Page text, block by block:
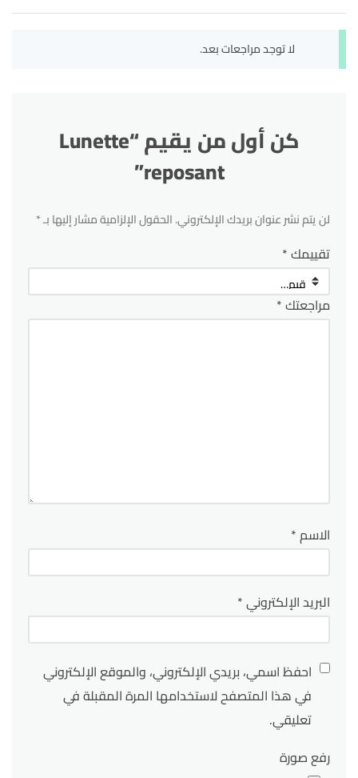
لا توجد مراجعات بعد.
كن أول من يقيم “Lunette
reposant”
لن يتم نشر عنوان بريدك الإلكتروني.الحقول الإلزامية مشار إليها بـ*
تقييمك*
مراجعتك*
الاسم*
البريد الإلكتروني*
احفظ اسمي، بريدي الإلكتروني، والموقع الإلكتروني
في هذا المتصفح لاستخدامها المرة المقبلة في
تعليقي.
رفع صورة